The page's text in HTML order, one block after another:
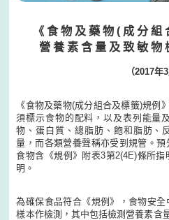
《 食 物 及 藥 物 ( 成 分 組
營 養 素 含 量 及 致 敏 物
（2017年3
《食物及藥物(成分組合及標籤)規例
須標示食物的配料，以及表列能量
物、蛋白質、總脂肪、飽和脂肪、
量，而各類營養聲稱亦受到規管。
食物含《規例》附表3第2(4E)條所
明。
為確保食品符合《規例》，食物安
樣本作檢測，其中包括檢測營養素含